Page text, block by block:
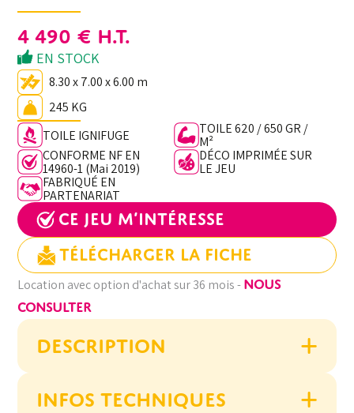
4 490 € H.T.
EN STOCK
8.30 x 7.00 x 6.00 m
245 KG
TOILE IGNIFUGE
TOILE 620 / 650 GR /
M²
CONFORME NF EN
14960-1 (Mai 2019)
DÉCO IMPRIMÉE SUR
LE JEU
FABRIQUÉ EN
PARTENARIAT
Ce jeu m’intéresse
Télécharger la fiche
Location avec option d'achat sur 36 mois -NOUS
CONSULTER
DESCRIPTION
INFOS TECHNIQUES